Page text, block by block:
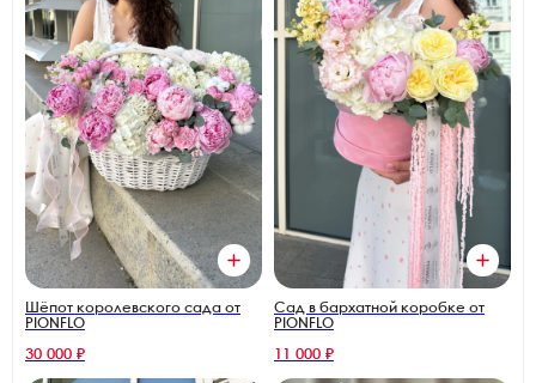
Шёпот королевского сада от
PIONFLO
30 000 ₽
Сад в бархатной коробке от
PIONFLO
11 000 ₽